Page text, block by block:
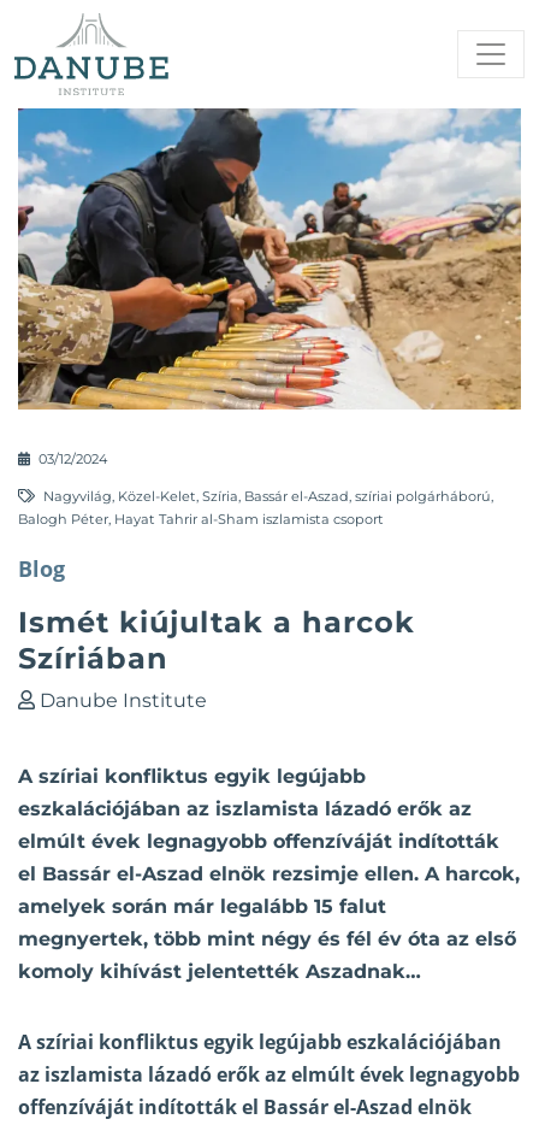
03/12/2024
Nagyvilág, Közel-Kelet, Szíria, Bassár el-Aszad, szíriai polgárháború,
Balogh Péter, Hayat Tahrir al-Sham iszlamista csoport
Blog
Ismét kiújultak a harcok
Szíriában
Danube Institute
A szíriai konfliktus egyik legújabb
eszkalációjában az iszlamista lázadó erők az
elmúlt évek legnagyobb offenzíváját indították
el Bassár el-Aszad elnök rezsimje ellen. A harcok,
amelyek során már legalább 15 falut
megnyertek, több mint négy és fél év óta az első
komoly kihívást jelentették Aszadnak…
A szíriai konfliktus egyik legújabb eszkalációjában
az iszlamista lázadó erők az elmúlt évek legnagyobb
offenzíváját indították el Bassár el-Aszad elnök